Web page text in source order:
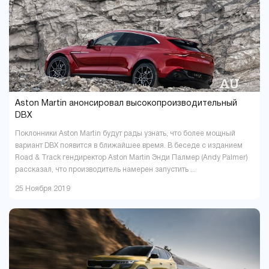
Павлоград1 Полтава16
Ровно9 Сумы5
Тернополь9 Ужгород4
Харьков37 Херсон 16
Хмельницкий18 Черкассы6
Чернигов5 Черновцы7
Aston Martin анонсировал высокопроизводительный
DBX
Поклонники Aston Martin будут рады узнать, что более мощный
вариант DBX появится в ближайшее время. В беседе с изданием
Road & Track гендиректор Aston Martin Энди Палмер (Andy Palmer)
рассказал, что производитель намерен запустить ...
25 Ноября 2019